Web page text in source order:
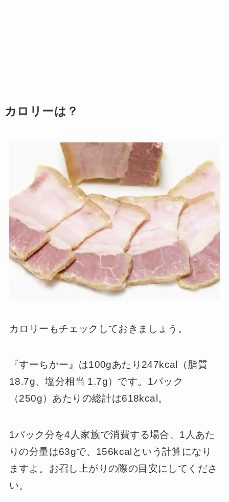
カロリーは？
カロリーもチェックしておきましょう。
『すーちかー』は100gあたり247kcal（脂質
18.7g、塩分相当 1.7g）です。1パック
（250g）あたりの総計は618kcal。
1パック分を4人家族で消費する場合、1人あた
りの分量は63gで、156kcalという計算になり
ますよ。お召し上がりの際の目安にしてくださ
い。